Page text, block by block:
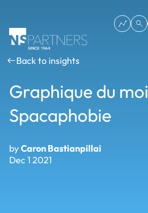
Back to insights
Graphique du
Spacaphobie
byCaron Bastianpillai
Dec 1 2021